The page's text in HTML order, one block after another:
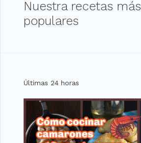
Nuestra recetas más
populares
Últimas 24 horas